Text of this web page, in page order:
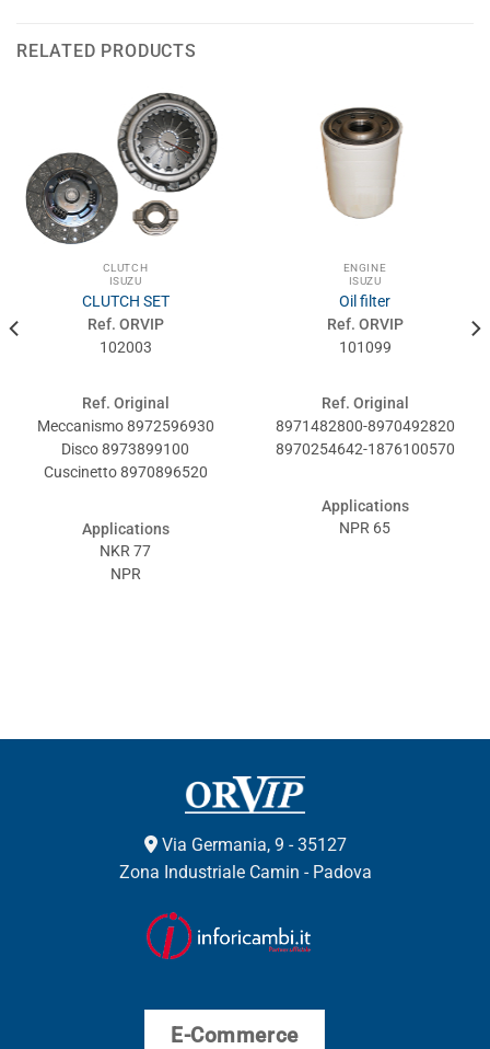
RELATED PRODUCTS
CLUTCH
ISUZU
CLUTCH SET
Ref. ORVIP
102003
Ref. Original
Meccanismo 8972596930
Disco 8973899100
Cuscinetto 8970896520
Applications
NKR 77
NPR
ENGINE
ISUZU
Oil filter
Ref. ORVIP
101099
Ref. Original
8971482800-8970492820
8970254642-1876100570
Applications
NPR 65
Via Germania, 9 - 35127
Zona Industriale Camin - Padova
E-Commerce